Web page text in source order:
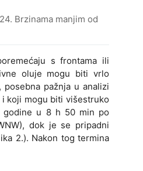
Brzinama manjim od
s frontama ili
oluje mogu biti vrlo
pažnja u analizi
koji mogu biti višestruko
godine u 8 h 50 min po
dok je se pripadni
2.). Nakon tog termina